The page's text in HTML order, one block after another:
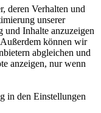
deren Verhalten und
unserer
und Inhalte anzuzeigen
können wir
abgleichen und
anzeigen, nur wenn
in den Einstellungen